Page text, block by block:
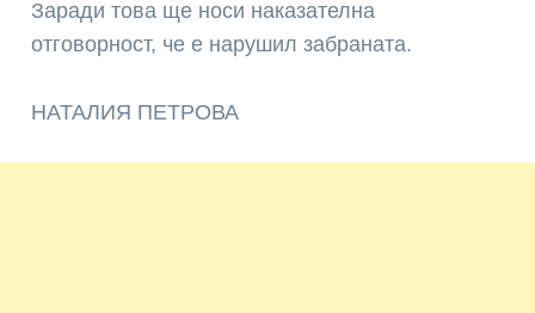
Заради това ще носи наказателна
отговорност, че е нарушил забраната.
НАТАЛИЯ ПЕТРОВА